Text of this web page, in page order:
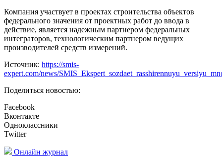
Компания участвует в проектах строительства объектов
федерального значения от проектных работ до ввода в
действие, является надежным партнером федеральных
интеграторов, технологическим партнером ведущих
производителей средств измерений.
Источник: https://smis-
expert.com/news/
Поделиться новостью:
Facebook
Вконтакте
Одноклассники
Twitter
Онлайн журнал